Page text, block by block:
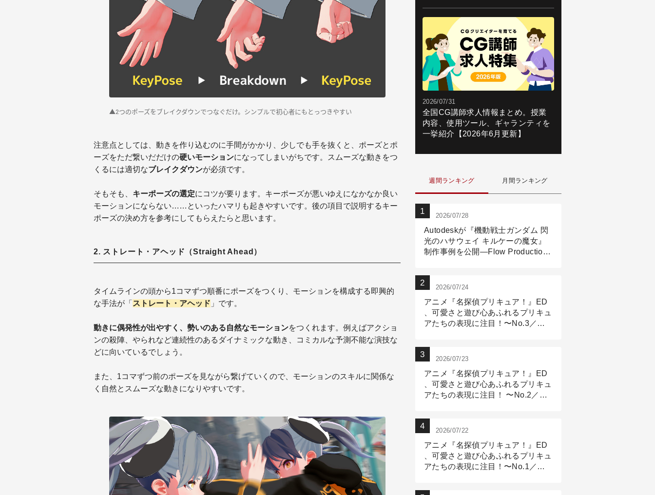
▲2つのポーズをブレイクダウンでつなぐだけ。シンプルで初心者にもとっつきやすい
注意点としては、動きを作り込むのに手間がかかり、少しでも手を抜くと、ポーズとポ
ーズをただ繋いだだけの硬いモーションになってしまいがちです。スムーズな動きをつ
くるには適切なブレイクダウンが必須です。
そもそも、 キーポーズの選定にコツが要ります。キーポーズが悪いゆえになかなか良い
モーションにならない……といったハマリも起きやすいです。後の項目で説明するキー
ポーズの決め方を参考にしてもらえたらと思います。
2. ストレート・アヘッド（Straight Ahead）
タイムラインの頭から1コマずつ順番にポーズをつくり、モーションを構成する即興的
な手法が「 ストレート・アヘッド 」です。
動きに偶発性が出やすく、勢いのある自然なモーションをつくれます。例えばアクショ
ンの殺陣、やられなど連続性のあるダイナミックな動き、コミカルな予測不能な演技な
どに向いているでしょう。
また、1コマずつ前のポーズを見ながら繋げていくので、モーションのスキルに関係な
く自然とスムーズな動きになりやすいです。
2026/07/31
全国CG講師求人情報まとめ。授業
内容、使用ツール、ギャランティを
一挙紹介【2026年6月更新】
週間ランキング 月間ランキング
2026/07/28
Autodeskが『機動戦士ガンダム 閃
光のハサウェイ キルケーの魔女』
制作事例を公開―Flow Production
2026/07/24
アニメ『名探偵プリキュア！』ED
、可愛さと遊び心あふれるプリキュ
アたちの表現に注目！〜No.3／ア
2026/07/23
アニメ『名探偵プリキュア！』ED
、可愛さと遊び心あふれるプリキュ
アたちの表現に注目！ 〜No.2／モ
2026/07/22
アニメ『名探偵プリキュア！』ED
、可愛さと遊び心あふれるプリキュ
アたちの表現に注目！〜No.1／演